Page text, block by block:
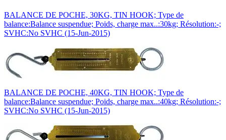
BALANCE DE POCHE, 30KG, TIN HOOK; Type de
balance:Balance suspendue; Poids, charge max..:30kg; Résolution:-;
SVHC:No SVHC (15-Jun-2015)
BALANCE DE POCHE, 40KG, TIN HOOK; Type de
balance:Balance suspendue; Poids, charge max..:40kg; Résolution:-;
SVHC:No SVHC (15-Jun-2015)